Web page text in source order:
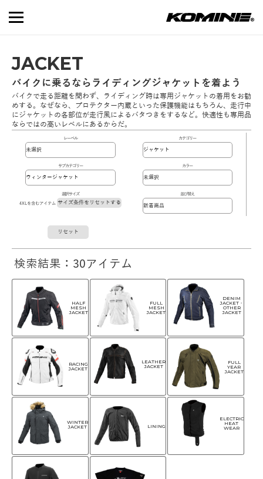
JACKET
バイクに乗るならライディングジャケットを着よう
バイクで走る距離を問わず、ライディング時は専用ジャケットの着用をお勧
めする。なぜなら、プロテクター内蔵といった保護機能はもちろん、走行中
にジャケットの各部位が走行風によるバタつきをするなど。快適性も専用品
ならではの高いレベルにあるからだ。
レーベル カテゴリー
サブカテゴリー カラー
選択サイズ
4XLを含むアイテム サイズ条件をリセットする
並び替え
リセット
検索結果：30アイテム
HALF
MESH
JACKET
FULL
MESH
JACKET
DENIM
JACKET・
OTHER
JACKET
RACING
JACKET
LEATHER
JACKET
FULL
YEAR
JACKET
WINTER
JACKET
LINING
ELECTRIC
HEAT
WEAR